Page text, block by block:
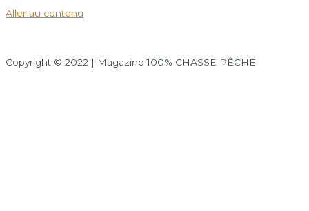
Aller au contenu
Copyright © 2022 | Magazine 100% CHASSE PÊCHE